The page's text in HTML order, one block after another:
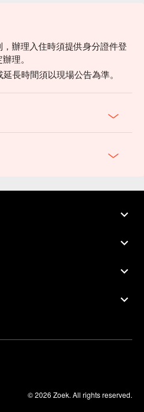
辦理入住時須提供身分證件登
理。
長時間須以現場公告為準。
© 2026 Zoek. All rights reserved.